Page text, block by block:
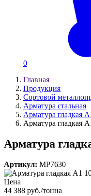
0
Главная
Продукция
Сортовой
Арматура стальная
Арматура гладкая
Арматура гладкая
Арматура
Артикул: MP7630
Цена
44 388 руб./тонна